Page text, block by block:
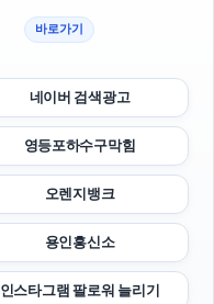
바로가기
네이버 검색광고
영등포하수구막힘
오렌지뱅크
용인흥신소
인스타그램 팔로워 늘리기